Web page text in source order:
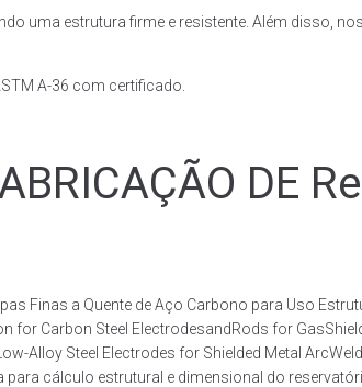
uma estrutura firme e resistente. Além disso,
A-36 com certificado.
DE
Finas a Quente de Aço Carbono para Uso
Carbon Steel ElectrodesandRods for
Alloy Steel Electrodes for Shielded Metal
cálculo estrutural e dimensional do